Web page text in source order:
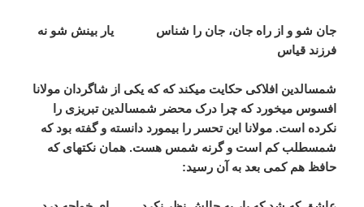
جان شو و از راه جان، جان را شناس یار بینش شو نه
فرزند قیاس
شمس­الدین افلاکی حکایت می­کند که که یکی از شاگردان مولانا
افسوس می­خورد که چرا درک محضر شمس­الدین تبریزی را
نکرده است. مولانا این تحسر را بی­مورد دانسته و گفته بود که
شمس­طلب کم است و گرنه شمس هست. همان نکته­ای که
حافظ هم کمی بعد به آن رسید: